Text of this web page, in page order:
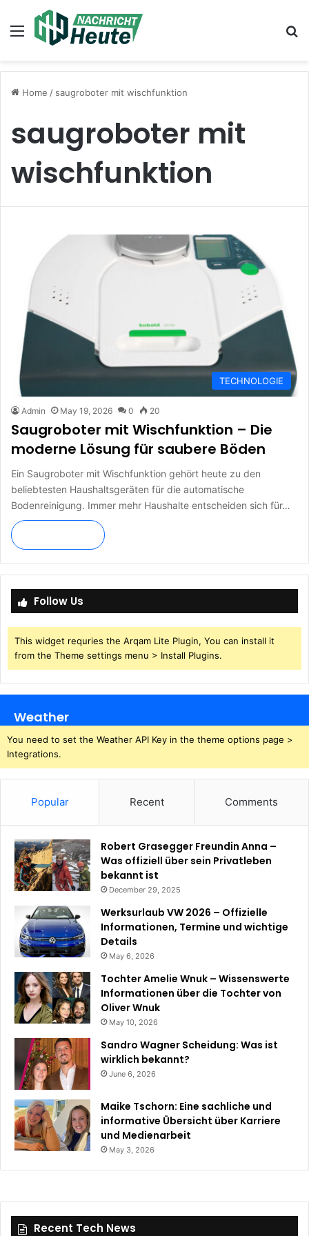
Menu
Home / saugroboter mit wischfunktion
saugroboter mit
wischfunktion
TECHNOLOGIE
Admin May 19, 2026 0 20
Saugroboter mit Wischfunktion – Die
moderne Lösung für saubere Böden
Ein Saugroboter mit Wischfunktion gehört heute zu den
beliebtesten Haushaltsgeräten für die automatische
Bodenreinigung. Immer mehr Haushalte entscheiden sich für…
Follow Us
This widget requries the Arqam Lite Plugin, You can install it
from the Theme settings menu > Install Plugins.
Weather
You need to set the Weather API Key in the theme options page >
Integrations.
Popular Recent Comments
Robert Grasegger Freundin Anna –
Was offiziell über sein Privatleben
bekannt ist
December 29, 2025
Werksurlaub VW 2026 – Offizielle
Informationen, Termine und wichtige
Details
May 6, 2026
Tochter Amelie Wnuk – Wissenswerte
Informationen über die Tochter von
Oliver Wnuk
May 10, 2026
Sandro Wagner Scheidung: Was ist
wirklich bekannt?
June 6, 2026
Maike Tschorn: Eine sachliche und
informative Übersicht über Karriere
und Medienarbeit
May 3, 2026
Recent Tech News